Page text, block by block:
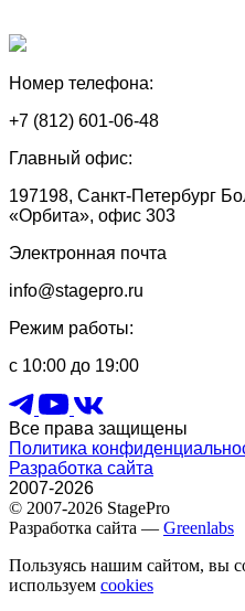
Номер телефона:
+7 (812) 601-06-48
Главный офис:
197198, Санкт-Петербург
«Орбита», офис 303
Электронная почта
info@stagepro.ru
Режим работы:
с 10:00 до 19:00
Все права защищены
Политика
Разработка сайта
2007-2026
© 2007-2026 StagePro
Разработка сайта — Greenlabs
Пользуясь нашим сайтом, вы
используем cookies